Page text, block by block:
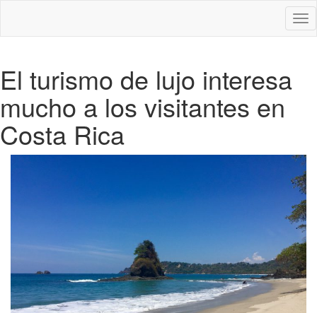
El turismo de lujo interesa
mucho a los visitantes en
Costa Rica